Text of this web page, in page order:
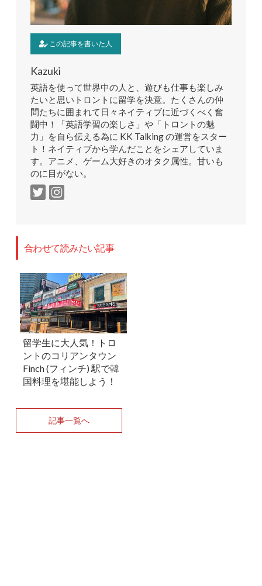
この記事を書いた人
Kazuki
英語を使って世界中の人と、遊びも仕事も楽しみ
たいと思いトロントに留学を決意。たくさんの仲
間たちに囲まれて日々ネイティブに近づくべく奮
闘中！「英語学習の楽しさ」や「トロントの魅
力」を自ら伝える為に KK Talking の運営をスター
ト！ネイティブから学んだことをシェアしていま
す。アニメ、ゲーム大好きのオタク属性。甘いも
のに目がない。
合わせて読みたい記事
留学生に大人気！トロ
ントのコリアンタウン
Finch (フィンチ) 駅で韓
国料理を堪能しよう！
記事一覧へ